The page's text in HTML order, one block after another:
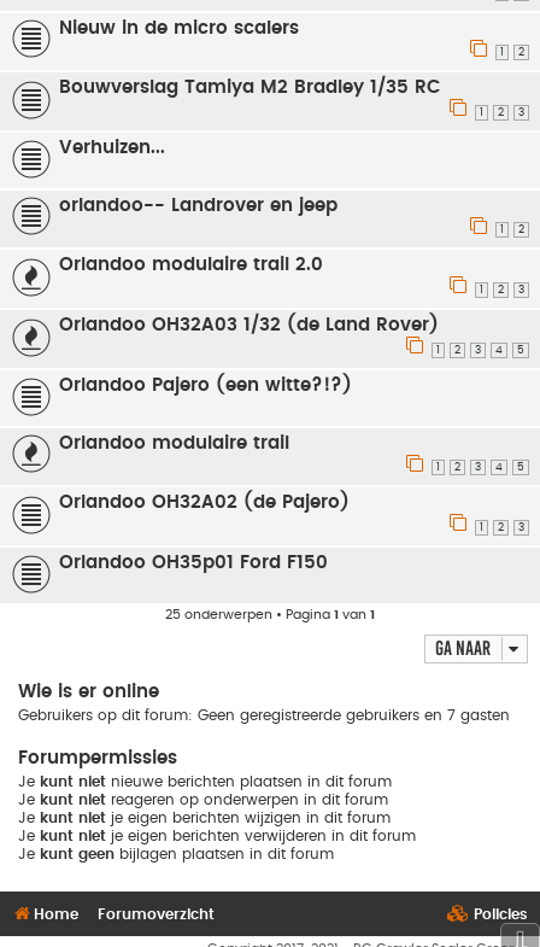
Nieuw in de micro scalers
2
Bouwverslag Tamiya M2 Bradley 1/35 RC
2 3
Verhuizen...
orlandoo-- Landrover en jeep
2
Orlandoo modulaire trail 2.0
2 3
Orlandoo OH32A03 1/32 (de Land Rover)
1 2 3 4 5
Orlandoo Pajero (een witte?!?)
Orlandoo modulaire trail
2 3 4 5
Orlandoo OH32A02 (de Pajero)
2 3
Orlandoo OH35p01 Ford F150
25 onderwerpen • Pagina 1 van 1
Ga naar
Wie is er online
Gebruikers op dit forum: Geen geregistreerde gebruikers en 7 gasten
Forumpermissies
Je kunt niet nieuwe berichten plaatsen in dit forum
Je kunt niet reageren op onderwerpen in dit forum
Je kunt niet je eigen berichten wijzigen in dit forum
Je kunt niet je eigen berichten verwijderen in dit forum
Je kunt geen bijlagen plaatsen in dit forum
Home Forumoverzicht Policies